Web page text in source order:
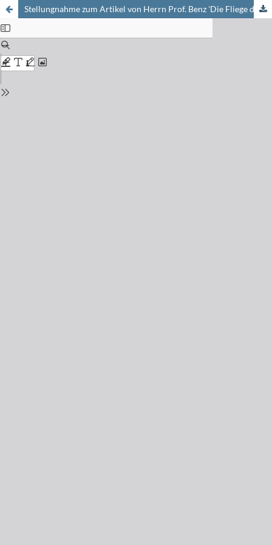
Stellungnahme zum Artikel von Herrn Prof. Benz 'Die Fliege des Aristoteles' (vgl. Chimia 1995, 49, 479)